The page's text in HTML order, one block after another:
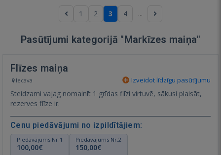
1 2 3 4 ...
Pasūtījumi kategorijā "Markīzes maiņa"
Flīzes maiņa
Iecava Izveidot līdzīgu pasūtījumu
Steidzami vajag nomainīt 1 grīdas flīzi virtuvē, sākusi plaisāt,
rezerves flīze ir.
Cenu piedāvājumi no izpildītājiem:
Piedāvājums Nr.1
100,00€
Piedāvājums Nr.2
150,00€